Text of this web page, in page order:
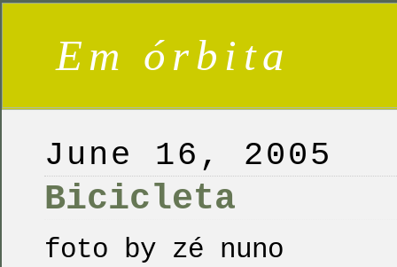
Em órbita
June 16, 2005
Bicicleta
foto by zé nuno